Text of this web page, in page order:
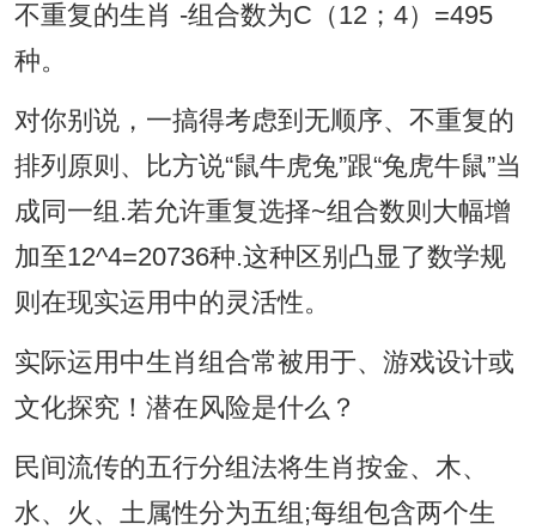
不重复的生肖 -组合数为C（12；4）=495
种。
对你别说，一搞得考虑到无顺序、不重复的
排列原则、比方说“鼠牛虎兔”跟“兔虎牛鼠”当
成同一组.若允许重复选择~组合数则大幅增
加至12^4=20736种.这种区别凸显了数学规
则在现实运用中的灵活性。
实际运用中生肖组合常被用于、游戏设计或
文化探究！潜在风险是什么？
民间流传的五行分组法将生肖按金、木、
水、火、土属性分为五组;每组包含两个生